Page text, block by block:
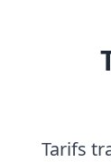
Tarifs